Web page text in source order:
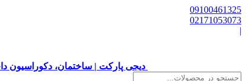
09100461325
02171053073
|
دیجی پارکت | ساختمان، دکوراسیون